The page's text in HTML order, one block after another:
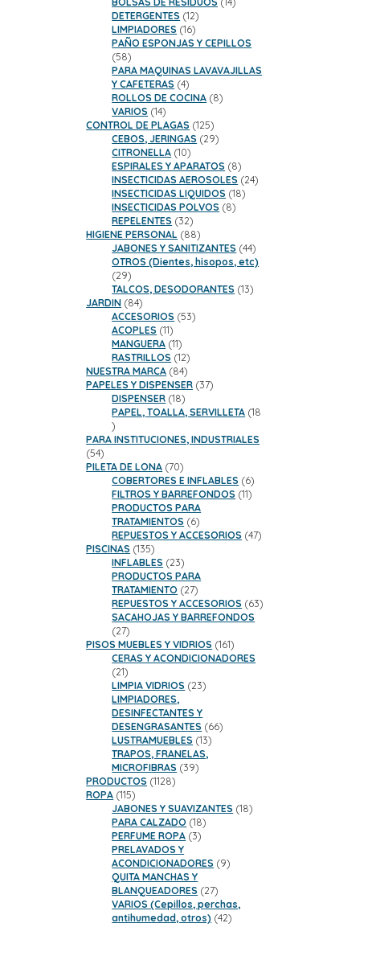
DETERGENTES 1212
productos
LIMPIADORES 1616
productos
PAÑO ESPONJAS Y CEPILLOS
5858
productos
PARA MAQUINAS LAVAVAJILLAS
Y CAFETERAS 44
productos
ROLLOS DE COCINA 88
VARIOS 1414
productos
CONTROL DE PLAGAS 125125
productos
CEBOS, JERINGAS 2929
CITRONELLA 1010
productos
ESPIRALES Y APARATOS 88
productos
INSECTICIDAS AEROSOLES 2424
INSECTICIDAS LIQUIDOS 1818
INSECTICIDAS POLVOS 88
REPELENTES 3232
productos
HIGIENE PERSONAL 8888
productos
JABONES Y SANITIZANTES 4444
productos
OTROS (Dientes, hisopos, etc)
2929
productos
TALCOS, DESODORANTES 1313
JARDIN 8484
productos
ACCESORIOS 5353
ACOPLES 1111
productos
MANGUERA 1111
productos
RASTRILLOS 1212
productos
NUESTRA MARCA 8484
productos
PAPELES Y DISPENSER 3737
DISPENSER 1818
productos
PAPEL, TOALLA, SERVILLETA 18
18
productos
PARA INSTITUCIONES, INDUSTRIALES
5454
productos
PILETA DE LONA 7070
productos
COBERTORES E INFLABLES 66
productos
FILTROS Y BARREFONDOS 1111
PRODUCTOS PARA
TRATAMIENTOS 66
productos
REPUESTOS Y ACCESORIOS 4747
PISCINAS 135135
productos
INFLABLES 2323
productos
PRODUCTOS PARA
TRATAMIENTO 2727
productos
REPUESTOS Y ACCESORIOS 6363
SACAHOJAS Y BARREFONDOS
2727
productos
PISOS MUEBLES Y VIDRIOS 161161
productos
CERAS Y ACONDICIONADORES
2121
productos
LIMPIA VIDRIOS 2323
LIMPIADORES,
DESINFECTANTES Y
DESENGRASANTES 6666
LUSTRAMUEBLES 1313
TRAPOS, FRANELAS,
MICROFIBRAS 3939
PRODUCTOS 11281128
ROPA 115115
productos
JABONES Y SUAVIZANTES 1818
PARA CALZADO 1818
PERFUME ROPA 33
PRELAVADOS Y
ACONDICIONADORES 99
QUITA MANCHAS Y
BLANQUEADORES 2727
productos
VARIOS (Cepillos, perchas,
antihumedad, otros) 4242